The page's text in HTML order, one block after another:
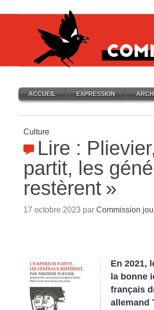
ACCUEIL EXPRESSION
Culture
Lire :
partit, les
restèrent »
17 octobre 2023 par Commission
En 2021,
la bonne
français
allemand